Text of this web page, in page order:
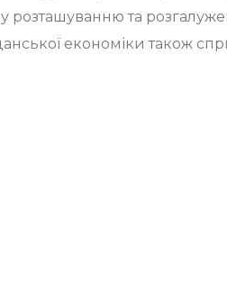
та
економіки також
товарів.